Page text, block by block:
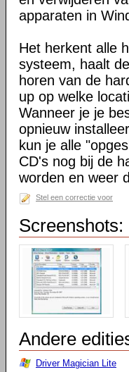
apparaten in
Het herkent alle
systeem, haalt
horen van de
up op welke
Wanneer je je
opnieuw
kun je alle
CD's nog bij de
worden en weer
Stel een correctie voor
Screenshots:
Andere
Driver Magician Lite